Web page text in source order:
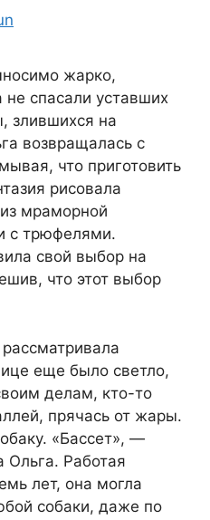
жарко,
спасали уставших
злившихся на
возвращалась с
что приготовить
рисовала
мраморной
с трюфелями.
свой выбор на
что этот выбор
еще было светло,
делам, кто-то
прячась от жары.
«Бассет», —
Ольга. Работая
лет, она могла
собаки, даже по